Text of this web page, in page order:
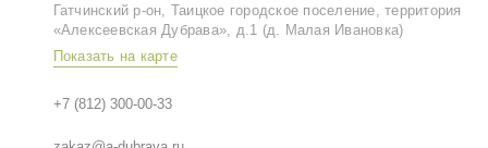
Гатчинский р‑он, Таицкое городское поселение, территория
«Алексеевская Дубрава», д.1 (д. Малая Ивановка)
Показать на карте
+7 (812) 300-00-33